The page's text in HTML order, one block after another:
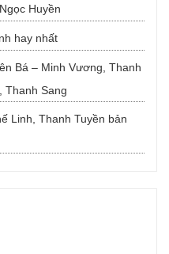
Huyền
hay nhất
Bá – Minh Vương, Thanh
Thanh Sang
Linh, Thanh Tuyền bản